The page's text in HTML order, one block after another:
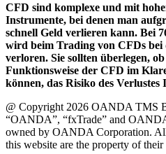
CFD sind komplexe und mit
Instrumente, bei denen man
schnell Geld verlieren kann. Bei
wird beim Trading von CFDs bei
verloren. Sie sollten überlegen,
Funktionsweise der CFD im
können, das Risiko des Verlustes
@ Copyright 2026 OANDA TMS
“OANDA”, “fxTrade” and
owned by OANDA Corporation.
this website are the property of their